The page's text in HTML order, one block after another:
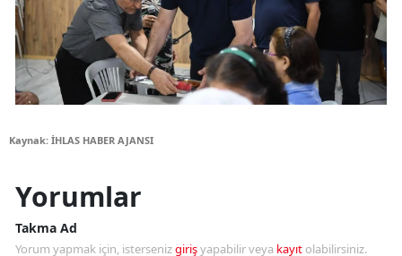
Kaynak: İHLAS HABER AJANSI
Yorumlar
Takma Ad
Yorum yapmak için, istersenizgirişyapabilir veya kayıt olabilirsiniz.